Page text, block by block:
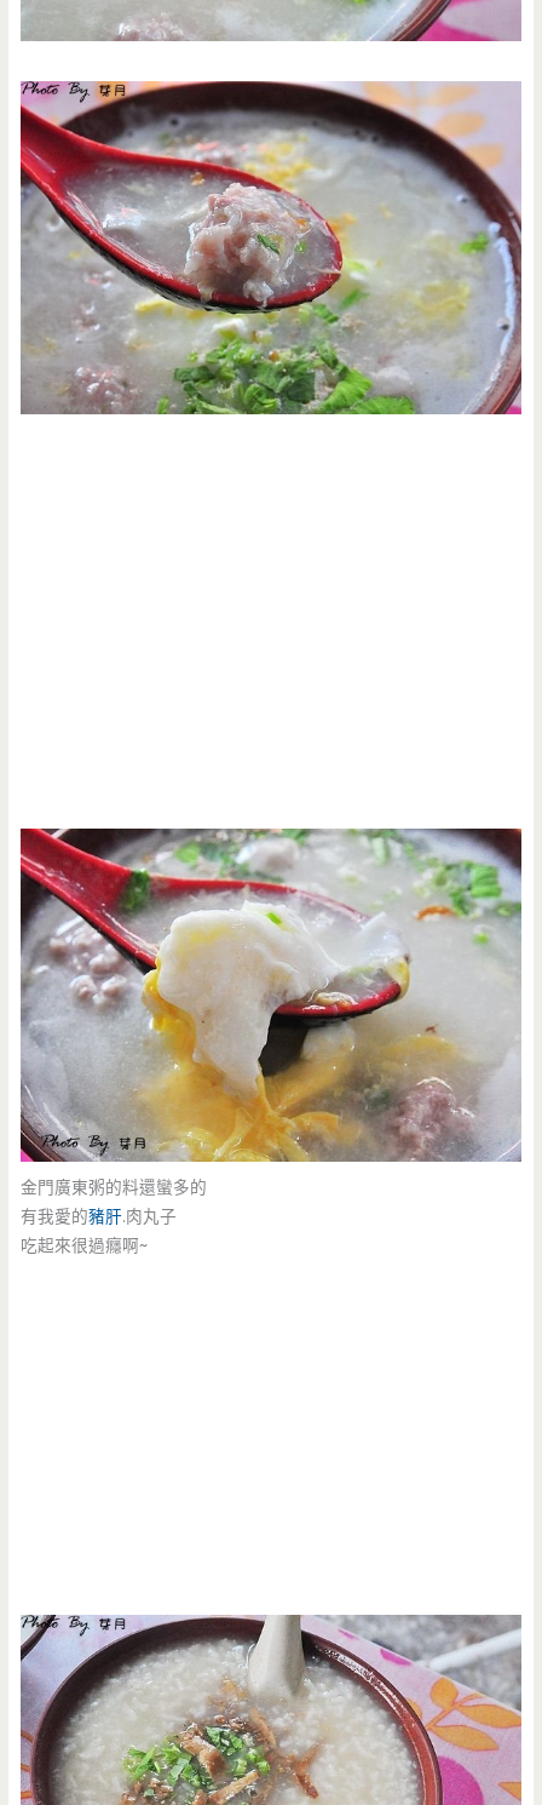
金門廣東粥的料還蠻多的
有我愛的豬肝.肉丸子
吃起來很過癮啊~